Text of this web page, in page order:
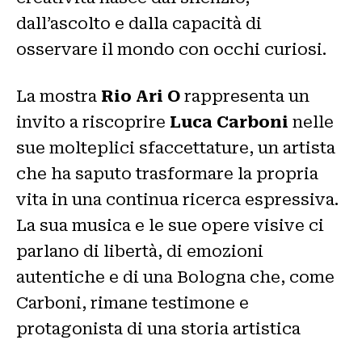
dall’ascolto e dalla capacità di
osservare il mondo con occhi curiosi.
La mostra Rio Ari O rappresenta un
invito a riscoprire Luca Carboni nelle
sue molteplici sfaccettature, un artista
che ha saputo trasformare la propria
vita in una continua ricerca espressiva.
La sua musica e le sue opere visive ci
parlano di libertà, di emozioni
autentiche e di una Bologna che, come
Carboni, rimane testimone e
protagonista di una storia artistica